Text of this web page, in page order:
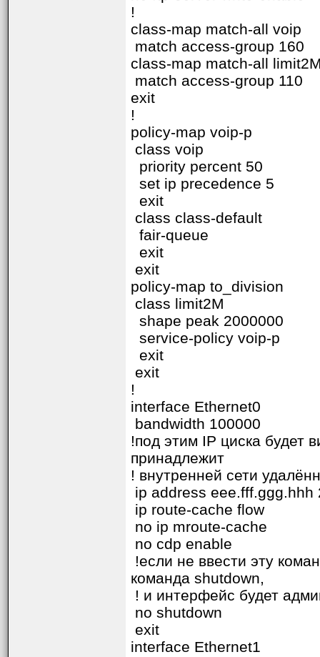
!
class-map match-all voip
match access-group 160
class-map match-all
match access-group 110
exit
!
policy-map voip-p
class voip
priority percent 50
set ip precedence 5
exit
class class-default
fair-queue
exit
exit
policy-map to_division
class limit2M
shape peak 2000000
service-policy voip-p
exit
exit
!
interface Ethernet0
bandwidth 100000
!под этим IP циска будет
принадлежит
! внутренней сети
ip address eee.fff.ggg.hhh
ip route-cache flow
no ip mroute-cache
no cdp enable
!если не ввести эту
команда shutdown,
! и интерфейс будет
no shutdown
exit
interface Ethernet1